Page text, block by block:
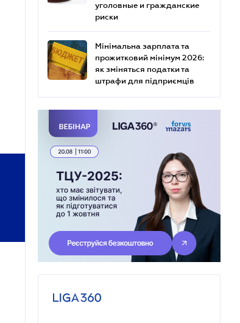
уголовные и гражданские
риски
Мінімальна зарплата та
прожитковий мінімум 2026:
як зміняться податки та
штрафи для підприємців